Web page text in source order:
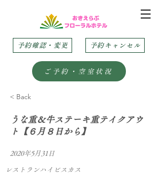
予約確認・変更 予約キャンセル
ご予約・空室状況
< Back
うな重＆牛ステーキ重テイクアウ
ト【６月８日から】
2020年5月31日
レストランハイビスカス